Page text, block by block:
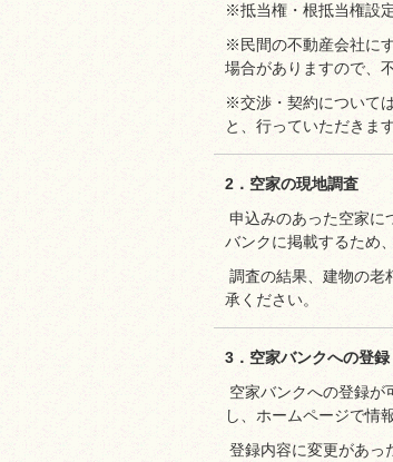
※抵当権・根抵当権設
※民間の不動産会社に
場合がありますので、
※交渉・契約について
と、行っていただきま
2．空家の現地調査
申込みのあった空家に
バンクに掲載するため
調査の結果、建物の老
承ください。
3．空家バンクへの登
空家バンクへの登録が
し、ホームページで情
登録内容に変更があっ